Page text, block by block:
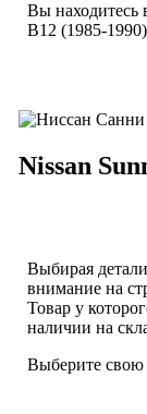
Вы находитесь
B12 (1985-1990)
Nissan
Выбирая
внимание на
Товар у
наличии на
Выберите